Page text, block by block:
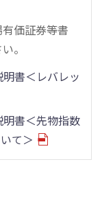
価証券等書
。
書＜レバレッ
書＜先物指数
て＞